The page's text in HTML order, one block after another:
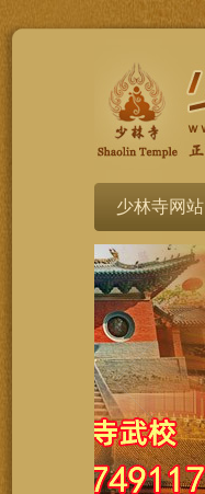
少林寺网站